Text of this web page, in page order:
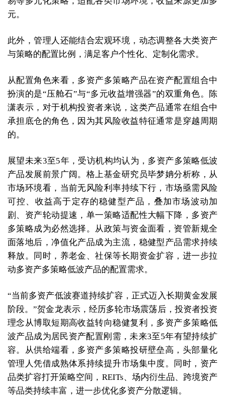
元。
此外，管理人还能结合宏观环境，动态调整各大类资产
与策略的配置比例，满足客户个性化、定制化需求。
从配置角色来看，多资产多策略产品在资产配置组合中
扮演的是“压舱石”与“多元收益增强器”的双重角色。陈
潇表示，对于机构投资者来说，这类产品通常在组合中
承担底仓的角色，因为其风险收益特征通常是穿越周期
的。
展望未来3至5年，受访机构均认为，多资产多策略低波
产品发展前景广阔。格上基金研究员毕梦姌分析称，从
市场环境看，当前无风险利率持续下行，市场亟需风险
可控、收益高于定存的稳健型产品，叠加市场波动加
剧、资产轮动提速，单一策略适配性大幅下降，多资产
多策略成为必然选择。从政策与资金面看，资管新规全
面落地后，净值化产品成为主流，稳健型产品需求持续
释放。同时，养老金、社保等长期资金扩容，进一步拉
动多资产多策略低波产品的配置需求。
“当前多资产低波赛道持续扩容，正式迈入长期黄金发展
阶段。”贺金龙表示，经历多轮市场震荡后，投资者投资
理念从博取短期高收益转向稳健复利，多资产多策略低
波产品成为居民资产配置刚需，未来3至5年有望持续扩
容。从供给端看，多资产多策略投研壁垒高，头部量化
管理人凭借成熟体系持续提升市场集中度。同时，资产
品类扩容打开策略空间，REITs、场内衍生品、跨境资产
等品类持续丰富，进一步优化多资产分散逻辑。